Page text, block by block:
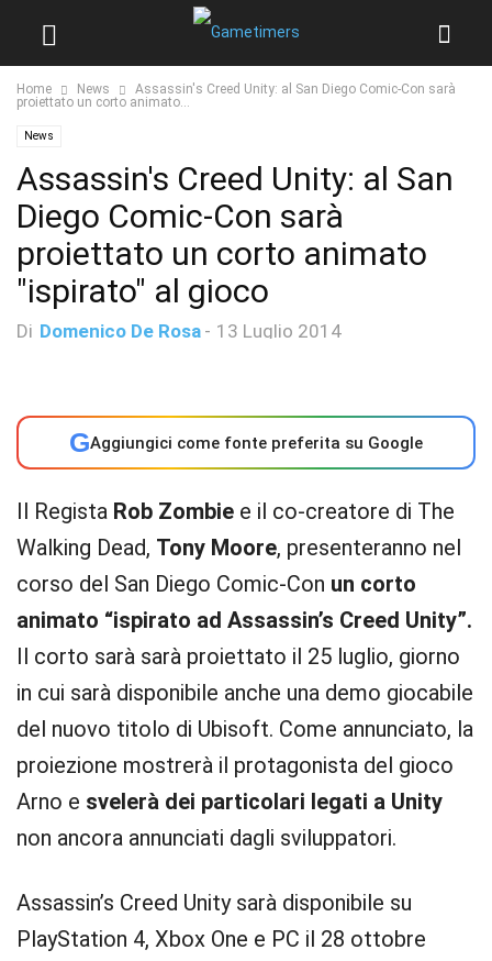
Home News
Assassin's Creed Unity: al San Diego Comic-Con sarà
proiettato un corto animato...
News
Assassin's Creed Unity: al San
Diego Comic-Con sarà
proiettato un corto animato
"ispirato" al gioco
Di Domenico De Rosa - 13 Luglio 2014
GAggiungici come fonte preferita su Google
Il Regista Rob Zombie e il co-creatore di The
Walking Dead, Tony Moore, presenteranno nel
corso del San Diego Comic-Con un corto
animato “ispirato ad Assassin’s Creed Unity”.
Il corto sarà sarà proiettato il 25 luglio, giorno
in cui sarà disponibile anche una demo giocabile
del nuovo titolo di Ubisoft. Come annunciato, la
proiezione mostrerà il protagonista del gioco
Arno e svelerà dei particolari legati a Unity
non ancora annunciati dagli sviluppatori.
Assassin’s Creed Unity sarà disponibile su
PlayStation 4, Xbox One e PC il 28 ottobre